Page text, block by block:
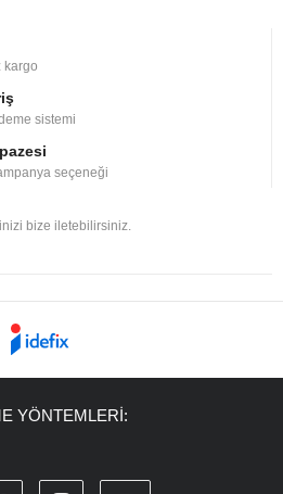
kargo
sistemi
seçeneği
bize iletebilirsiniz.
YÖNTEMLERİ: